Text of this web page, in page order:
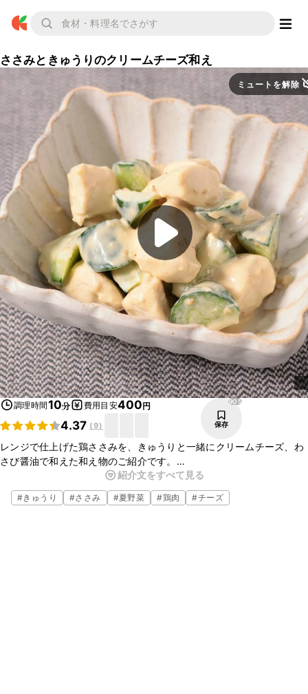
ささみときゅうりのクリームチーズ和え
ミュートを解除
調理時間10分 費用目安400円
4.37 (9)
905
保存
レンジで仕上げた鶏ささみを、きゅうりと一緒にクリームチーズ、わ
さび醤油で和えた和え物のご紹介です。
クリームチーズの濃厚な味と、わさび醤油がクセになる美味しさです
よ。お酒のおつまみにもオススメです。ぜひお試しくださいね。
紹介文をすべて見る
#きゅうり #ささみ #夏野菜 #鶏肉 #チーズ